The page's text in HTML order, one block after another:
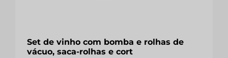
Set de vinho com bomba e rolhas de
vácuo, saca-rolhas e cort